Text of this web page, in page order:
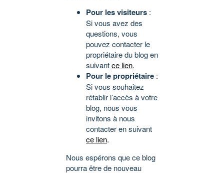
Pour les visiteurs :
Si vous avez des
questions, vous
pouvez contacter le
propriétaire du blog en
suivantce lien.
Pour le propriétaire :
Si vous souhaitez
rétablir l’accès à votre
blog, nous vous
invitons à nous
contacter en suivant
ce lien.
Nous espérons que ce blog
pourra être de nouveau